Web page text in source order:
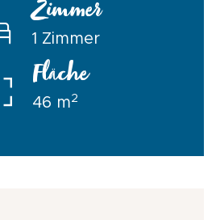
Zimmer
1 Zimmer
Fläche
46 m2